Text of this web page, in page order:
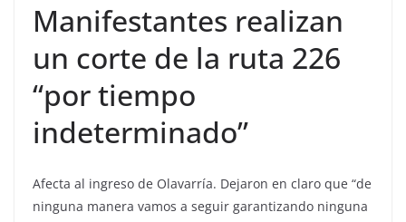
Manifestantes realizan
un corte de la ruta 226
“por tiempo
indeterminado”
Afecta al ingreso de Olavarría. Dejaron en claro que “de
ninguna manera vamos a seguir garantizando ninguna